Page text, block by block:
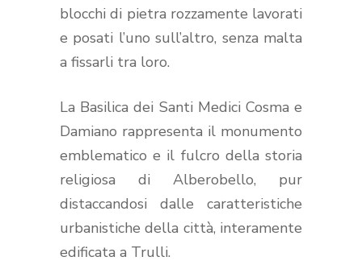
blocchi di pietra rozzamente lavorati
e posati l’uno sull’altro, senza malta
a fissarli tra loro.
La Basilica dei Santi Medici Cosma e
Damiano rappresenta il monumento
emblematico e il fulcro della storia
religiosa di Alberobello, pur
distaccandosi dalle caratteristiche
urbanistiche della città, interamente
edificata a Trulli.